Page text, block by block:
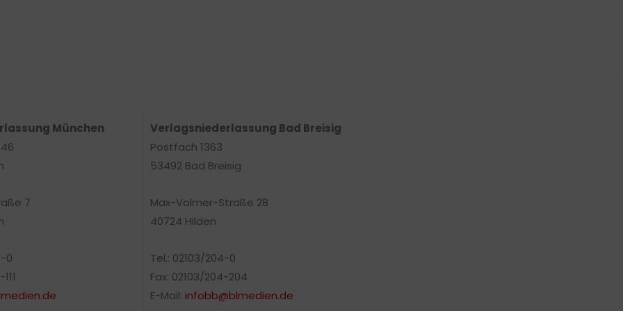
München
7
0
Verlagsniederlassung Bad Breisig
Postfach 1363
53492 Bad Breisig
Max-Volmer-Straße 28
40724 Hilden
Tel.: 02103/204-0
Fax: 02103/204-204
E-Mail: infobb@blmedien.de